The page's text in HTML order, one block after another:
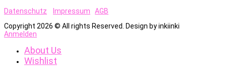
Datenschutz Impressum
AGB
Copyright 2026 © All rights Reserved. Design by inkiinki
Anmelden
About Us
Wishlist